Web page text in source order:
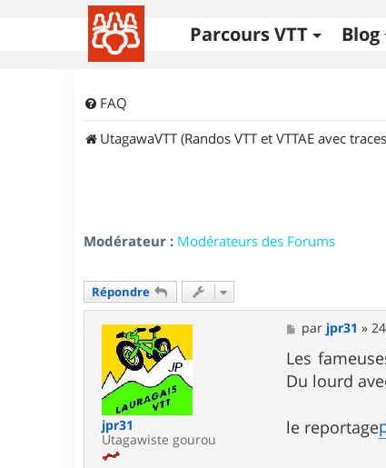
Parcours VTT Blog
FAQ
UtagawaVTT (Randos VTT et VTTAE avec
Modérateur : Modérateurs des Forums
Répondre
jpr31
Utagawiste gourou
M
e
s
s
a
par jpr31 »
Les
Du lourd
le reportage